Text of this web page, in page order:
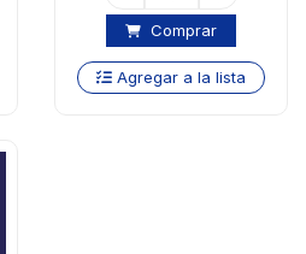
Comprar
Agregar a la lista